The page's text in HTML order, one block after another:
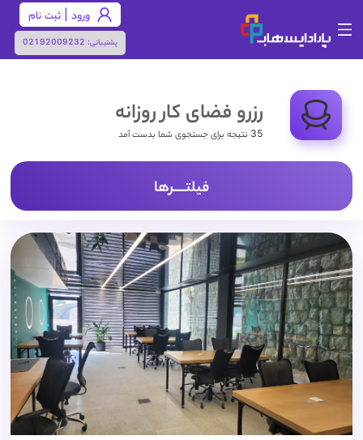
پشتیبانی: 02192009232
ورود | ثبت نام
رزرو فضای کار روزانه
35 نتیجه برای جستجوی شما بدست آمد
فیلتـــــرها